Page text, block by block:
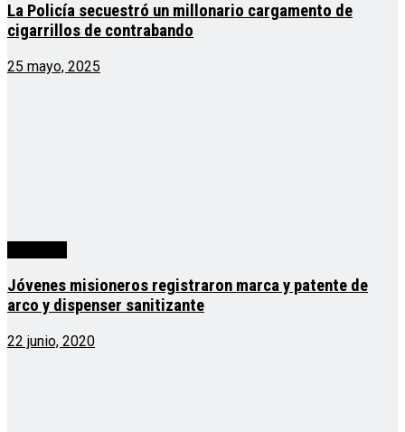
La Policía secuestró un millonario cargamento de
cigarrillos de contrabando
25 mayo, 2025
Jóvenes misioneros registraron marca y patente de
arco y dispenser sanitizante
22 junio, 2020